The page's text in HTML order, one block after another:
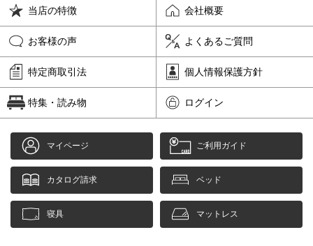
当店の特徴 会社概要
お客様の声 よくあるご質問
特定商取引法 個人情報保護方針
特集・読み物 ログイン
マイページ ご利用ガイド
カタログ請求 ベッド
寝具 マットレス